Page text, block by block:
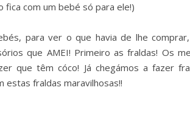
fica com um bebé só para ele!)
para ver o que havia de lhe
que AMEI! Primeiro as fraldas! Os
que têm cóco! Já chegámos a fazer
estas fraldas maravilhosas!!